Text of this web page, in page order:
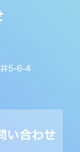
井5-6-4